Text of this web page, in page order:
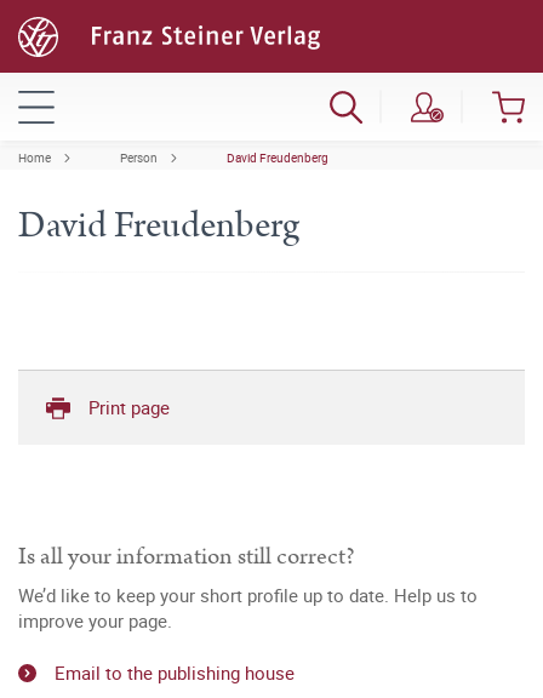
Home Person David Freudenberg
David Freudenberg
Print page
Is all your information still correct?
We’d like to keep your short profile up to date. Help us to
improve your page.
Email to the publishing house